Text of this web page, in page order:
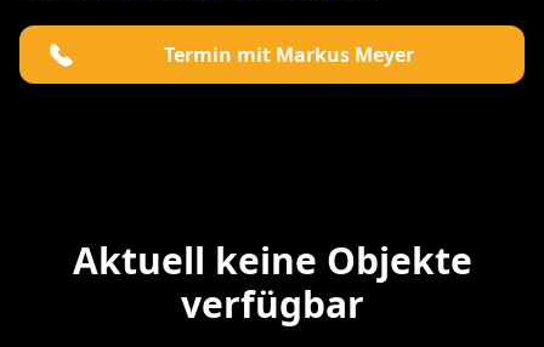
Termin mit Markus Meyer
Aktuell keine Objekte
verfügbar